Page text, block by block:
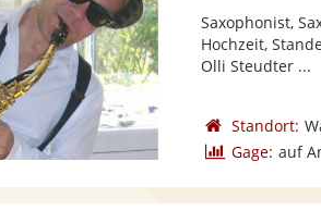
Saxophonist,
Hochzeit,
Olli Steudter ...
Standort:
Gage: auf